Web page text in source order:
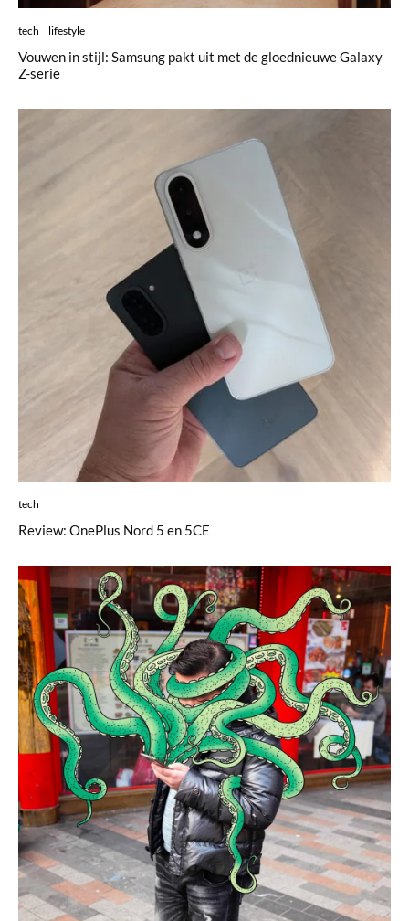
tech lifestyle
Vouwen in stijl: Samsung pakt uit met de gloednieuwe Galaxy
Z-serie
tech
Review: OnePlus Nord 5 en 5CE